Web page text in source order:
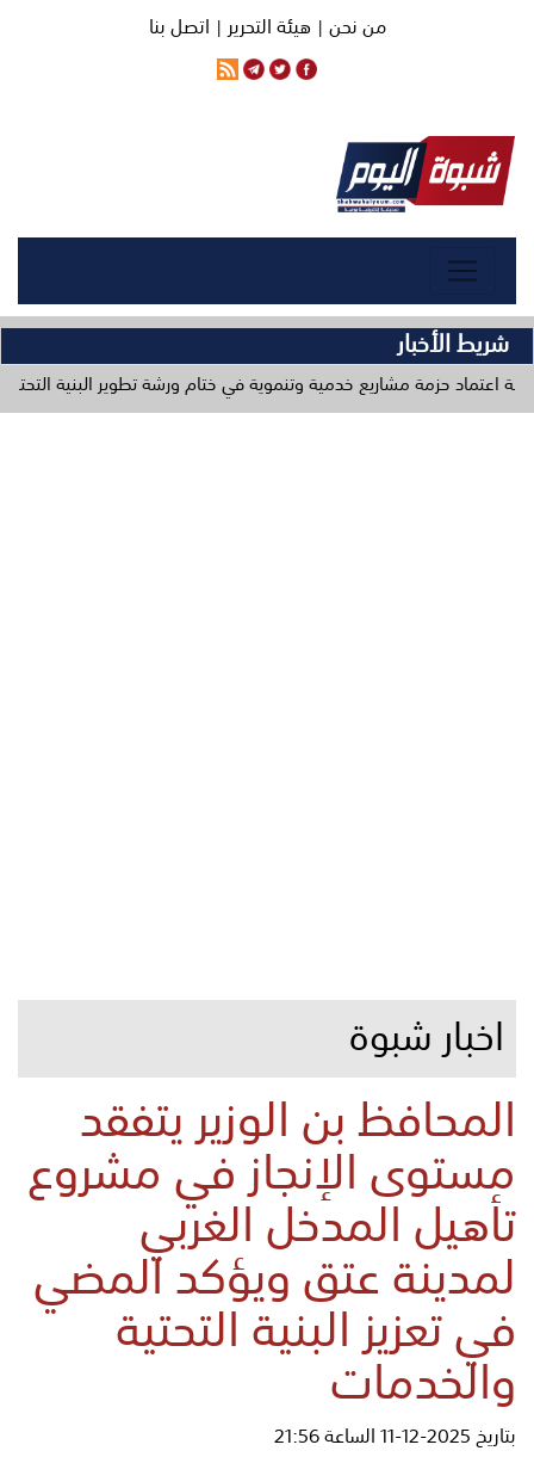
من نحن |هيئة التحرير | اتصل بنا
شريط الأخبار
خدمية وتنموية في ختام ورشة تطوير البنية التحتية
اخبار شبوة
المحافظ بن الوزير يتفقد
مستوى الإنجاز في مشروع
تأهيل المدخل الغربي
لمدينة عتق ويؤكد المضي
في تعزيز البنية التحتية
والخدمات
بتاريخ 2025-12-11 الساعة 21:56